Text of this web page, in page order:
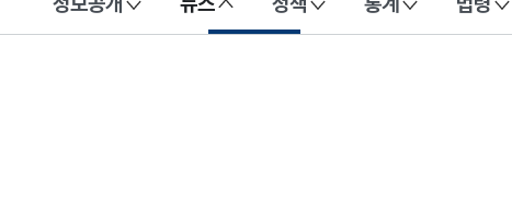
이 누리집은 대한민국 공식 전자정부 누리집입니다.